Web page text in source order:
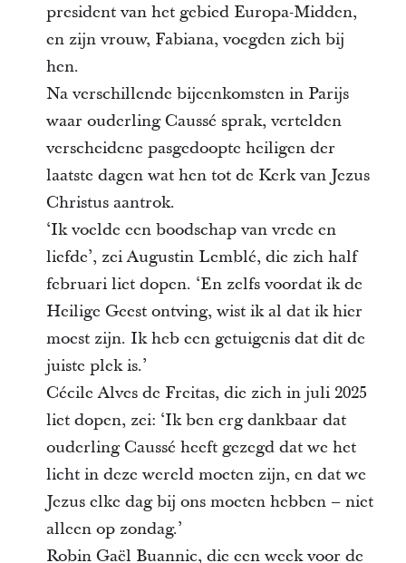
president van het gebied Europa-Midden,
en zijn vrouw, Fabiana, voegden zich bij
hen.
Na verschillende bijeenkomsten in Parijs
waar ouderling Caussé sprak, vertelden
verscheidene pasgedoopte heiligen der
laatste dagen wat hen tot de Kerk van Jezus
Christus aantrok.
‘Ik voelde een boodschap van vrede en
liefde’, zei Augustin Lemblé, die zich half
februari liet dopen. ‘En zelfs voordat ik de
Heilige Geest ontving, wist ik al dat ik hier
moest zijn. Ik heb een getuigenis dat dit de
juiste plek is.’
Cécile Alves de Freitas, die zich in juli 2025
liet dopen, zei: ‘Ik ben erg dankbaar dat
ouderling Caussé heeft gezegd dat we het
licht in deze wereld moeten zijn, en dat we
Jezus elke dag bij ons moeten hebben – niet
alleen op zondag.’
Robin Gaël Buannic, die een week voor de